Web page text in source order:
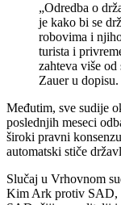
„Odredba o
je kako bi se
robovima i
turista i
zahteva više
Zauer u dopisu.
Međutim, sve sudije
poslednjih meseci
široki pravni
automatski stiče
Slučaj u Vrhovnom
Kim Ark protiv SAD,